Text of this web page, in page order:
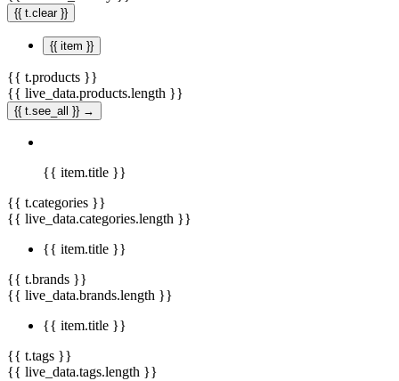
{{ t.clear }}
{{ item }}
{{ t.products }}
{{ live_data.products.length }}
{{ t.see_all }} →
{{ item.title }}
{{ t.categories }}
{{ live_data.categories.length }}
{{ item.title }}
{{ t.brands }}
{{ live_data.brands.length }}
{{ item.title }}
{{ t.tags }}
{{ live_data.tags.length }}